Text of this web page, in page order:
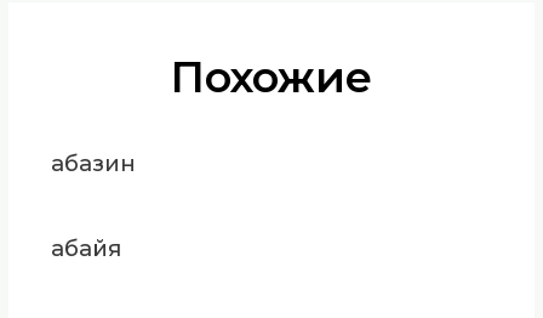
Похожие
абазин
абайя